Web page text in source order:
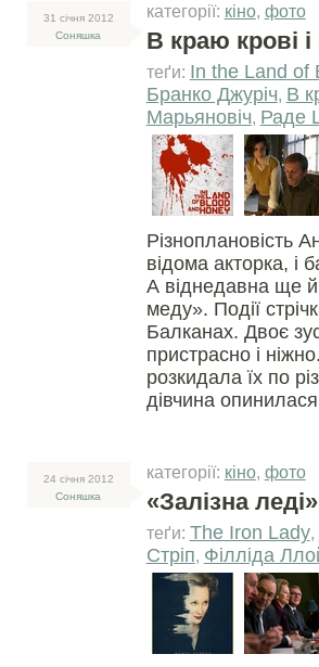
31 сiчня 2012
Соняшка
категорії: кіно, фото
В краю крові
теґи: In the Land of
Бранко Джуріч, В
Марьяновіч, Раде
Різноплановість
відома акторка, і
А віднедавна ще
меду». Події
Балканах. Двоє
пристрасно і
розкидала їх по
дівчина
24 сiчня 2012
Соняшка
категорії: кіно, фото
«Залізна
теґи: The Iron Lady,
Стріп, Філліда